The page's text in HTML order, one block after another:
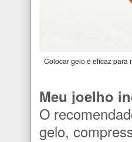
Colocar gelo é eficaz para
Meu joelho
O
gelo,